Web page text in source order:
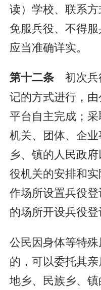
读）学校、联系
免服兵役、不得
应当准确详实。
第十二条初次
记的方式进行，
平台自主完成；
机关、团体、企
乡、镇的人民政
役机关的安排和
作场所设置兵役
的场所开设兵役登
公民因身体等特
的，可以委托其
地乡、民族乡、